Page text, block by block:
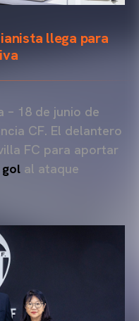
llega para
– 18 de junio de
CF. El delantero
FC para aportar
al ataque